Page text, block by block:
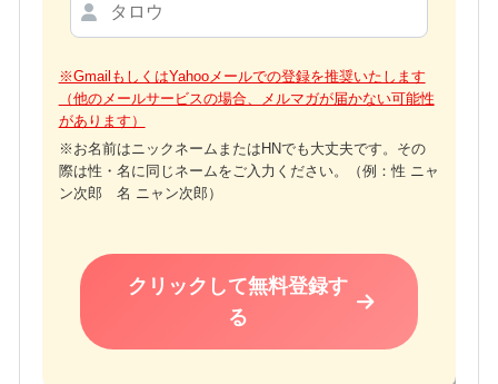
※GmailもしくはYahooメールでの登録を推奨いたします
（他のメールサービスの場合、メルマガが届かない可能性
があります）
※お名前はニックネームまたはHNでも大丈夫です。その
際は性・名に同じネームをご入力ください。（例：性 ニャ
ン次郎 名 ニャン次郎）
クリックして無料登録す
る